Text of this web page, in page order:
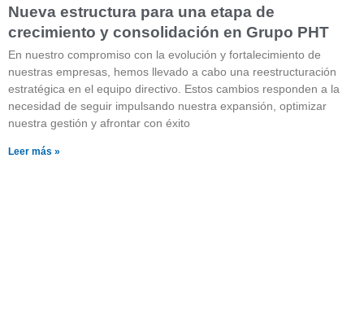
Nueva estructura para una etapa de
crecimiento y consolidación en Grupo PHT
En nuestro compromiso con la evolución y fortalecimiento de
nuestras empresas, hemos llevado a cabo una reestructuración
estratégica en el equipo directivo. Estos cambios responden a la
necesidad de seguir impulsando nuestra expansión, optimizar
nuestra gestión y afrontar con éxito
Leer más »